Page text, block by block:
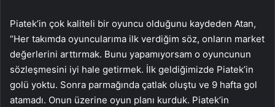
Piatek’in çok kaliteli bir oyuncu olduğunu kaydeden Atan,
“Her takımda oyuncularıma ilk verdiğim söz, onların market
değerlerini arttırmak. Bunu yapamıyorsam o oyuncunun
sözleşmesini iyi hale getirmek. İlk geldiğimizde Piatek’in
golü yoktu. Sonra parmağında çatlak oluştu ve 9 hafta gol
atamadı. Onun üzerine oyun planı kurduk. Piatek’in